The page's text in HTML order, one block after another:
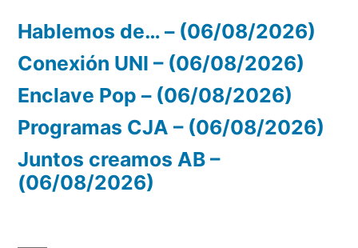
Hablemos de… – (06/08/2026)
Conexión UNI – (06/08/2026)
Enclave Pop – (06/08/2026)
Programas CJA – (06/08/2026)
Juntos creamos AB –
(06/08/2026)